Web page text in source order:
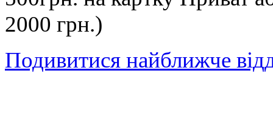
2000 грн.)
Подивитися найближче